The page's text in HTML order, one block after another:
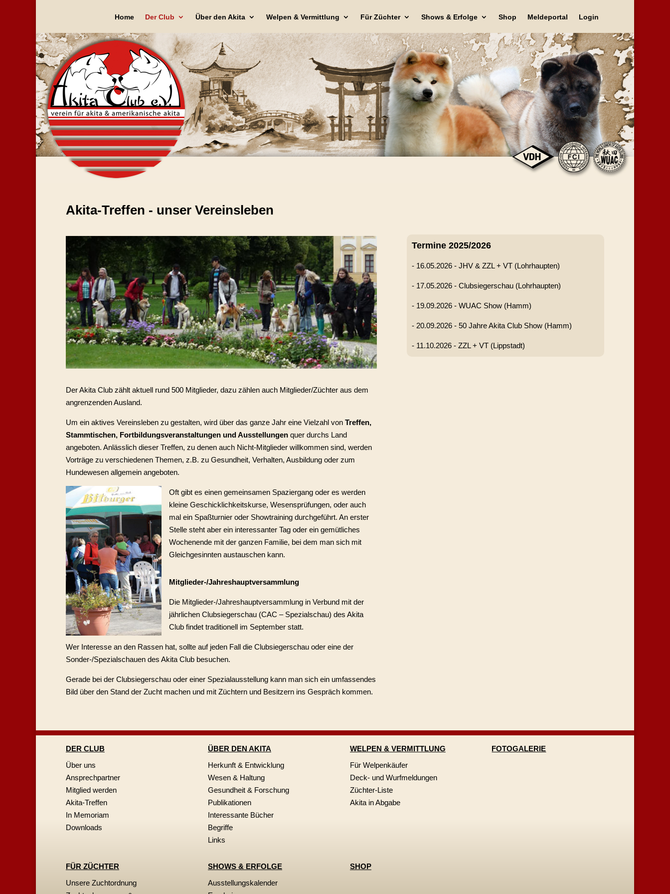
Home Der Club Über den Akita Welpen & Vermittlung Für Züchter Shows & Erfolge Shop Meldeportal Login
Akita-Treffen - unser Vereinsleben
Der Akita Club zählt aktuell rund 500 Mitglieder, dazu zählen auch Mitglieder/Züchter aus dem
angrenzenden Ausland.
Um ein aktives Vereinsleben zu gestalten, wird über das ganze Jahr eine Vielzahl von Treffen,
Stammtischen, Fortbildungsveranstaltungen und Ausstellungen quer durchs Land
angeboten. Anlässlich dieser Treffen, zu denen auch Nicht-Mitglieder willkommen sind, werden
Vorträge zu verschiedenen Themen, z.B. zu Gesundheit, Verhalten, Ausbildung oder zum
Hundewesen allgemein angeboten.
Oft gibt es einen gemeinsamen Spaziergang oder es werden
kleine Geschicklichkeitskurse, Wesensprüfungen, oder auch
mal ein Spaßturnier oder Showtraining durchgeführt. An erster
Stelle steht aber ein interessanter Tag oder ein gemütliches
Wochenende mit der ganzen Familie, bei dem man sich mit
Gleichgesinnten austauschen kann.
Mitglieder-/Jahreshauptversammlung
Die Mitglieder-/Jahreshauptversammlung in Verbund mit der
jährlichen Clubsiegerschau (CAC – Spezialschau) des Akita
Club findet traditionell im September statt.
Wer Interesse an den Rassen hat, sollte auf jeden Fall die Clubsiegerschau oder eine der
Sonder-/Spezialschauen des Akita Club besuchen.
Gerade bei der Clubsiegerschau oder einer Spezialausstellung kann man sich ein umfassendes
Bild über den Stand der Zucht machen und mit Züchtern und Besitzern ins Gespräch kommen.
Termine 2025/2026
- 16.05.2026 - JHV & ZZL + VT (Lohrhaupten)
- 17.05.2026 - Clubsiegerschau (Lohrhaupten)
- 19.09.2026 - WUAC Show (Hamm)
- 20.09.2026 - 50 Jahre Akita Club Show (Hamm)
- 11.10.2026 - ZZL + VT (Lippstadt)
DER CLUB
Über uns
Ansprechpartner
Mitglied werden
Akita-Treffen
In Memoriam
Downloads
ÜBER DEN AKITA
Herkunft & Entwicklung
Wesen & Haltung
Gesundheit & Forschung
Publikationen
Interessante Bücher
Begriffe
Links
WELPEN & VERMITTLUNG
Für Welpenkäufer
Deck- und Wurfmeldungen
Züchter-Liste
Akita in Abgabe
FOTOGALERIE
FÜR ZÜCHTER
Unsere Zuchtordnung
SHOWS & ERFOLGE
Ausstellungskalender
SHOP